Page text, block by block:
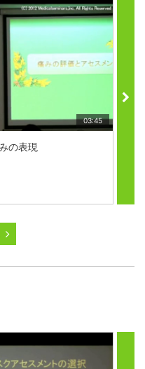
03:45
の表現